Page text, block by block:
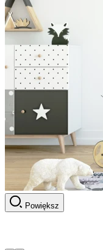
Powiększ